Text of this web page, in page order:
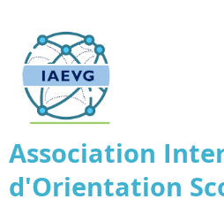
Association
d'Orientation